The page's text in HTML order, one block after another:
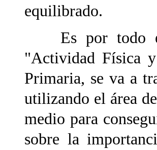
equilibrado.
Es por todo
"Actividad Física
Primaria, se va a
utilizando el área
medio para
sobre la